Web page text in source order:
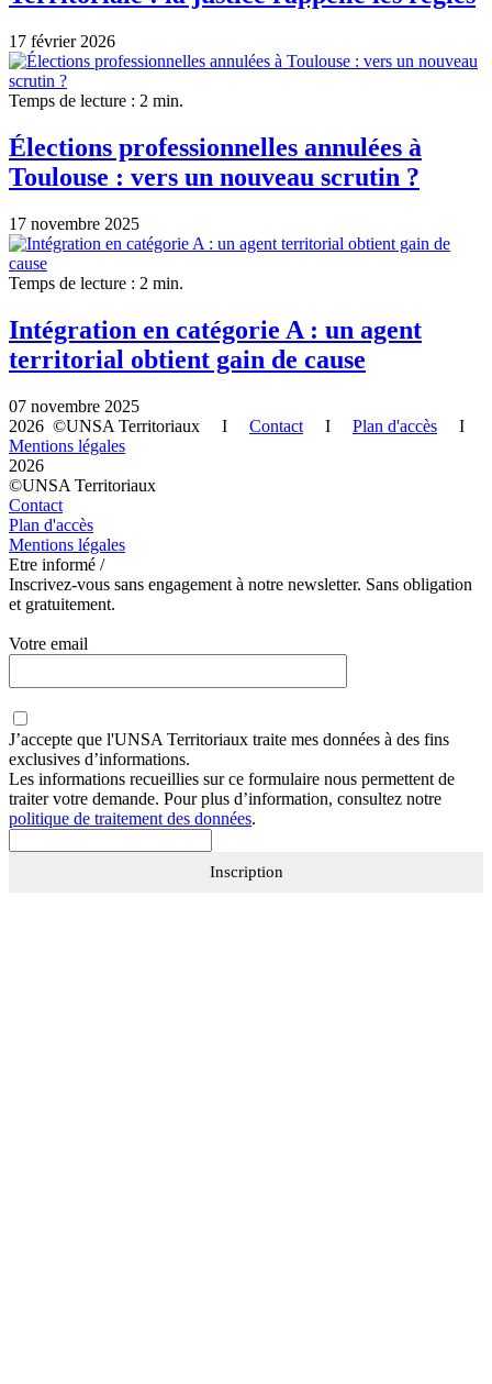
17 février 2026
Temps de lecture : 2 min.
Élections professionnelles annulées à
Toulouse : vers un nouveau scrutin ?
17 novembre 2025
Temps de lecture : 2 min.
Intégration en catégorie A : un agent
territorial obtient gain de cause
07 novembre 2025
2026 ©UNSA Territoriaux I Contact I Plan d'accès I
Mentions légales
2026
©UNSA Territoriaux
Contact
Plan d'accès
Mentions légales
Etre informé /
Inscrivez-vous sans engagement à notre newsletter. Sans obligation
et gratuitement.
Votre email
J’accepte que l'UNSA Territoriaux traite mes données à des fins
exclusives d’informations.
Les informations recueillies sur ce formulaire nous permettent de
traiter votre demande. Pour plus d’information, consultez notre
politique de traitement des données.
Inscription